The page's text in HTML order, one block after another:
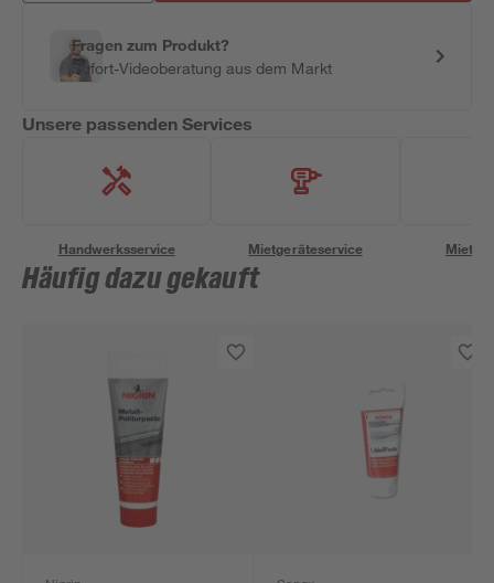
Fragen zum Produkt?
Sofort-Videoberatung aus dem Markt
Unsere passenden Services
Handwerksservice Mietgeräteservice
Häufig dazu gekauft